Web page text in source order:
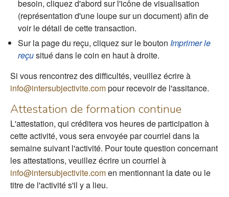
besoin, cliquez d'abord sur l'icône de visualisation
(représentation d'une loupe sur un document) afin de
voir le détail de cette transaction.
Sur la page du reçu, cliquez sur le bouton Imprimer le
reçusitué dans le coin en haut à droite.
Si vous rencontrez des difficultés, veuillez écrire à
info@intersubjectivite.compour recevoir de l'assitance.
Attestation de formation continue
L'attestation, qui créditera vos heures de participation à
cette activité, vous sera envoyée par courriel dans la
semaine suivant l'activité. Pour toute question concernant
les attestations, veuillez écrire un courriel à
info@intersubjectivite.comen mentionnant la date ou le
titre de l'activité s'il y a lieu.